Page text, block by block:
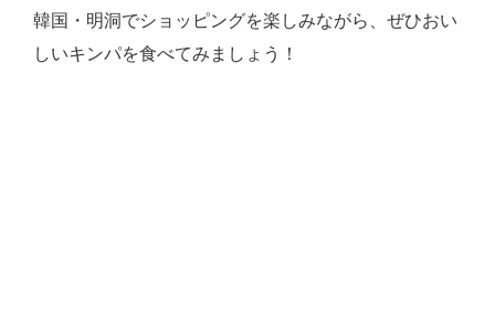
韓国・明洞でショッピングを楽しみながら、ぜひおい
しいキンパを食べてみましょう！